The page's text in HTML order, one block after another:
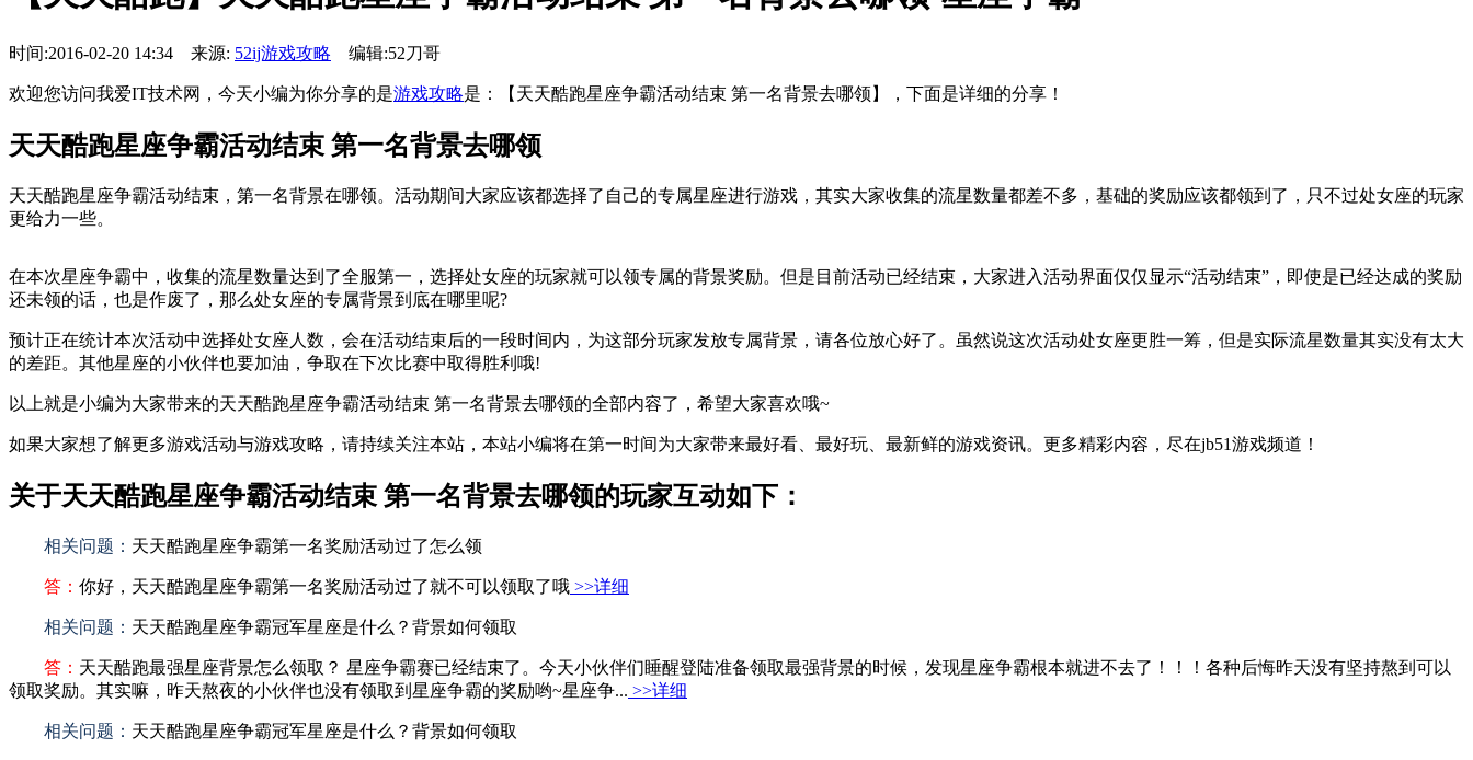
时间:2016-02-20 14:34 来源: 52ij游戏攻略 编辑:52刀哥
欢迎您访问我爱IT技术网，今天小编为你分享的是游戏攻略是：【天天酷跑星座争霸活动结束 第一名背景去哪领】，下面是详细的分享！
天天酷跑星座争霸活动结束 第一名背景去哪领
天天酷跑星座争霸活动结束，第一名背景在哪领。活动期间大家应该都选择了自己的专属星座进行游戏，其实大家收集的流星数量都差不多，基础的奖励应该都领到了，只不过处女座的玩家
更给力一些。
在本次星座争霸中，收集的流星数量达到了全服第一，选择处女座的玩家就可以领专属的背景奖励。但是目前活动已经结束，大家进入活动界面仅仅显示“活动结束”，即使是已经达成的奖励
还未领的话，也是作废了，那么处女座的专属背景到底在哪里呢?
预计正在统计本次活动中选择处女座人数，会在活动结束后的一段时间内，为这部分玩家发放专属背景，请各位放心好了。虽然说这次活动处女座更胜一筹，但是实际流星数量其实没有太大
的差距。其他星座的小伙伴也要加油，争取在下次比赛中取得胜利哦!
以上就是小编为大家带来的天天酷跑星座争霸活动结束 第一名背景去哪领的全部内容了，希望大家喜欢哦~
如果大家想了解更多游戏活动与游戏攻略，请持续关注本站，本站小编将在第一时间为大家带来最好看、最好玩、最新鲜的游戏资讯。更多精彩内容，尽在jb51游戏频道！
关于天天酷跑星座争霸活动结束 第一名背景去哪领的玩家互动如下：
相关问题： 天天酷跑星座争霸第一名奖励活动过了怎么领
答： 你好，天天酷跑星座争霸第一名奖励活动过了就不可以领取了哦 >>详细
相关问题： 天天酷跑星座争霸冠军星座是什么？背景如何领取
答： 天天酷跑最强星座背景怎么领取？ 星座争霸赛已经结束了。今天小伙伴们睡醒登陆准备领取最强背景的时候，发现星座争霸根本就进不去了！！！各种后悔昨天没有坚持熬到可以
领取奖励。其实嘛，昨天熬夜的小伙伴也没有领取到星座争霸的奖励哟~星座争... >>详细
相关问题： 天天酷跑星座争霸冠军星座是什么？背景如何领取